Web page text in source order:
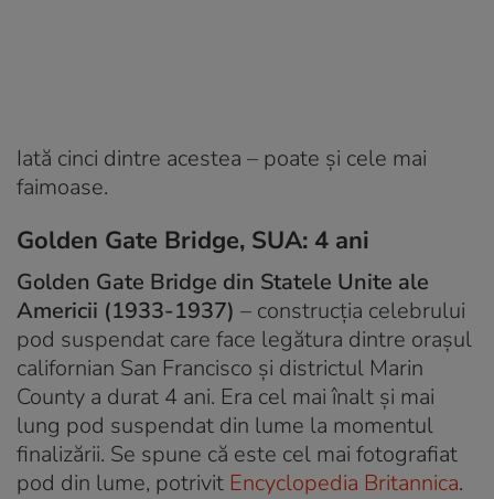
Iată cinci dintre acestea – poate și cele mai
faimoase.
Golden Gate Bridge, SUA: 4 ani
Golden Gate Bridge din Statele Unite ale
Americii (1933-1937) – construcția celebrului
pod suspendat care face legătura dintre orașul
californian San Francisco și districtul Marin
County a durat 4 ani. Era cel mai înalt și mai
lung pod suspendat din lume la momentul
finalizării. Se spune că este cel mai fotografiat
pod din lume, potrivit Encyclopedia Britannica.